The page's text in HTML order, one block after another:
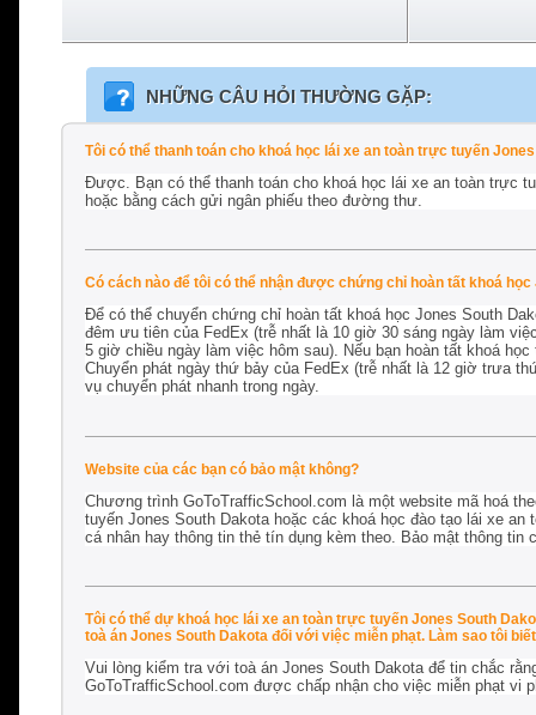
NHỮNG CÂU HỎI THƯỜNG GẶP:
Tôi có thể thanh toán cho khoá học lái xe an toàn trực tuyến
Được. Bạn có thể thanh toán cho khoá học lái xe an toàn trực
hoặc bằng cách gửi ngân phiếu theo đường thư.
Có cách nào để tôi có thể nhận được chứng chỉ hoàn tất khoá
Để có thể chuyển chứng chỉ hoàn tất khoá học Jones South
đêm ưu tiên của FedEx (trễ nhất là 10 giờ 30 sáng ngày làm
5 giờ chiều ngày làm việc hôm sau). Nếu bạn hoàn tất khoá
Chuyển phát ngày thứ bảy của FedEx (trễ nhất là 12 giờ trưa
vụ chuyển phát nhanh trong ngày.
Website của các bạn có bảo mật không?
Chương trình GoToTrafficSchool.com là một website mã hoá
tuyến Jones South Dakota hoặc các khoá học đào tạo lái xe
cá nhân hay thông tin thẻ tín dụng kèm theo. Bảo mật thông tin
Tôi có thể dự khoá học lái xe an toàn trực tuyến Jones South
toà án Jones South Dakota đối với việc miễn phạt. Làm sao tôi
Vui lòng kiểm tra với toà án Jones South Dakota để tin chắc
GoToTrafficSchool.com được chấp nhận cho việc miễn phạt vi